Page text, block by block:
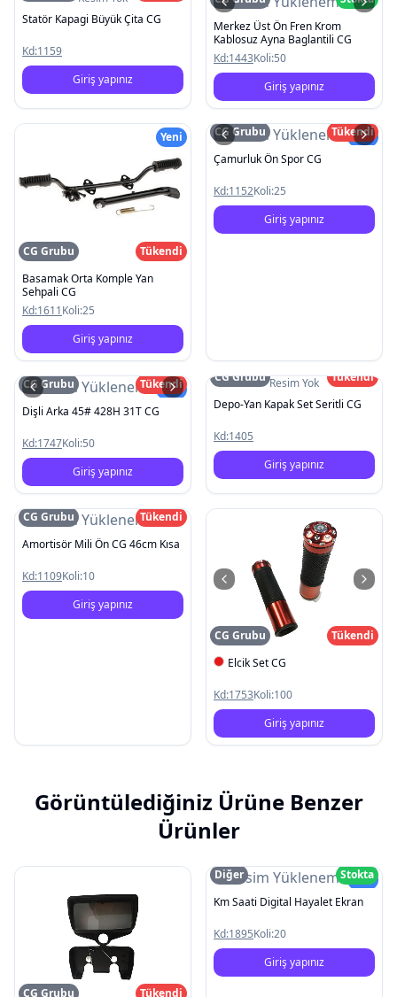
Statör Kapagi Büyük Çita CG
Kd:1159
Giriş yapınız
Merkez Üst Ön Fren Krom
Kablosuz Ayna Baglantili CG
Kd:1443Koli:50
Giriş yapınız
Yeni
CG Grubu
Tükendi
Basamak Orta Komple Yan
Sehpali CG
Kd:1611Koli:25
Giriş yapınız
Resim YüklenemediYeni
CG Grubu
Tükendi
Çamurluk Ön Spor CG
Kd:1152Koli:25
Giriş yapınız
Resim YüklenemediYeni
CG Grubu
Tükendi
Dişli Arka 45# 428H 31T CG
Kd:1747Koli:50
Giriş yapınız
Resim Yok
CG Grubu
Tükendi
Depo-Yan Kapak Set Seritli CG
Kd:1405
Giriş yapınız
Resim Yüklenemedi
CG Grubu
Tükendi
Amortisör Mili Ön CG 46cm Kısa
Kd:1109Koli:10
Giriş yapınız
CG Grubu
Tükendi
Elcik Set CG
Kd:1753Koli:100
Giriş yapınız
Görüntülediğiniz Ürüne Benzer
Ürünler
CG Grubu
Tükendi
Resim YüklenemediYeni
Diğer
Stokta
Km Saati Digital Hayalet Ekran
Kd:1895Koli:20
Giriş yapınız